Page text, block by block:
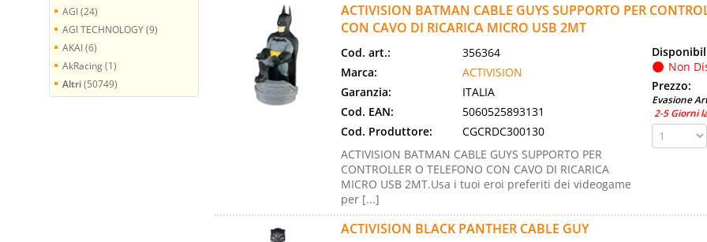
AGI (24)
AGI TECHNOLOGY (9)
AKAI (6)
AkRacing (1)
Altri(50749)
ACTIVISION BATMAN CABLE GUYS SUPPORTO PER
CON CAVO DI RICARICA MICRO USB 2MT
Cod. art.:
356364
Marca:
ACTIVISION
Garanzia:
ITALIA
Cod. EAN:
5060525893131
Cod. Produttore:
CGCRDC300130
ACTIVISION BATMAN CABLE GUYS SUPPORTO PER
CONTROLLER O TELEFONO CON CAVO DI RICARICA
MICRO USB 2MT.Usa i tuoi eroi preferiti dei videogame
per [...]
Non
Prezzo:
Evasione
2-5 Giorni
ACTIVISION BLACK PANTHER CABLE GUY